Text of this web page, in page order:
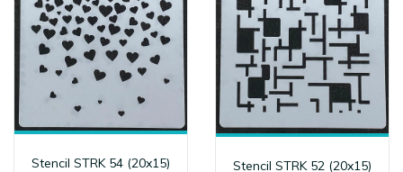
Stencil STRK 54 (20x15) Stencil STRK 52 (20x15)